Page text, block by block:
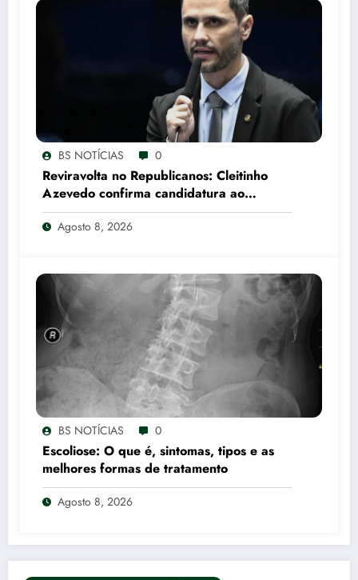
BS NOTÍCIAS 0
Reviravolta no Republicanos: Cleitinho
Azevedo confirma candidatura ao
Governo de Minas Gerais
Agosto 8, 2026
BS NOTÍCIAS 0
Escoliose: O que é, sintomas, tipos e as
melhores formas de tratamento
Agosto 8, 2026